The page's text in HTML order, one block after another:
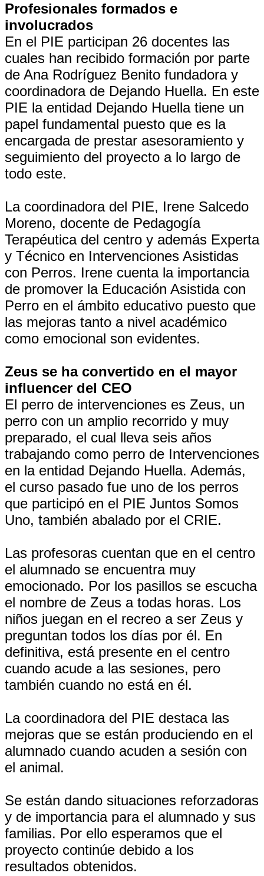
Profesionales formados e
involucrados
En el PIE participan 26 docentes las
cuales han recibido formación por parte
de Ana Rodríguez Benito fundadora y
coordinadora de Dejando Huella. En este
PIE la entidad Dejando Huella tiene un
papel fundamental puesto que es la
encargada de prestar asesoramiento y
seguimiento del proyecto a lo largo de
todo este.
La coordinadora del PIE, Irene Salcedo
Moreno, docente de Pedagogía
Terapéutica del centro y además Experta
y Técnico en Intervenciones Asistidas
con Perros. Irene cuenta la importancia
de promover la Educación Asistida con
Perro en el ámbito educativo puesto que
las mejoras tanto a nivel académico
como emocional son evidentes.
Zeus se ha convertido en el mayor
influencer del CEO
El perro de intervenciones es Zeus, un
perro con un amplio recorrido y muy
preparado, el cual lleva seis años
trabajando como perro de Intervenciones
en la entidad Dejando Huella. Además,
el curso pasado fue uno de los perros
que participó en el PIE Juntos Somos
Uno, también abalado por el CRIE.
Las profesoras cuentan que en el centro
el alumnado se encuentra muy
emocionado. Por los pasillos se escucha
el nombre de Zeus a todas horas. Los
niños juegan en el recreo a ser Zeus y
preguntan todos los días por él. En
definitiva, está presente en el centro
cuando acude a las sesiones, pero
también cuando no está en él.
La coordinadora del PIE destaca las
mejoras que se están produciendo en el
alumnado cuando acuden a sesión con
el animal.
Se están dando situaciones reforzadoras
y de importancia para el alumnado y sus
familias. Por ello esperamos que el
proyecto continúe debido a los
resultados obtenidos.